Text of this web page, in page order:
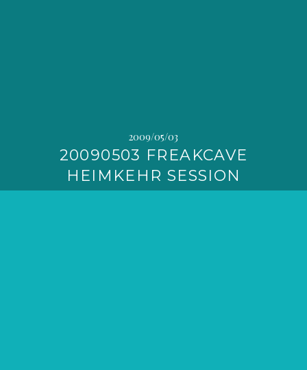
2009/05/03
20090503 FREAKCAVE
HEIMKEHR SESSION